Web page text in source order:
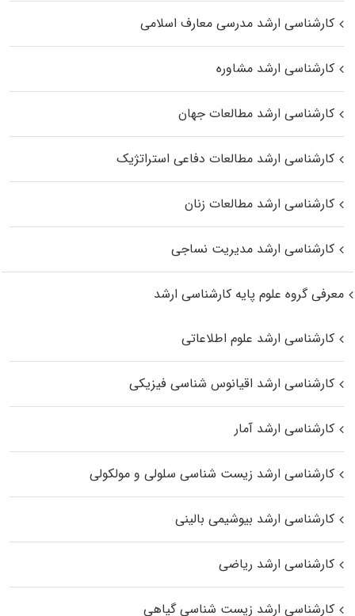
کارشناسی ارشد مدرسی معارف اسلامی
کارشناسی ارشد مشاوره
کارشناسی ارشد مطالعات جهان
کارشناسی ارشد مطالعات دفاعی استراتژیک
کارشناسی ارشد مطالعات زنان
کارشناسی ارشد مدیریت نساجی
معرفی گروه علوم پایه کارشناسی ارشد
کارشناسی ارشد علوم اطلاعاتی
کارشناسی ارشد اقیانوس‌ شناسی فیزیکی
کارشناسی ارشد آمار
کارشناسی ارشد زیست شناسی سلولی و مولکولی
کارشناسی ارشد بیوشیمی بالینی
کارشناسی ارشد ریاضی
کارشناسی ارشد زیست‌ شناسی گیاهی